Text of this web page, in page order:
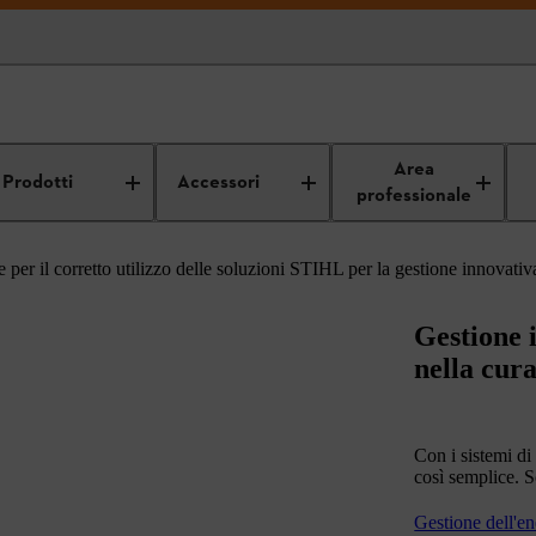
Prodotti Accessori
Area
professionale
Nozioni utili dai professionisti per i professionisti
il corretto utilizzo delle soluzioni STIHL per la gestione
Gestione
nella
Con i sistemi
così semplice.
Gestione